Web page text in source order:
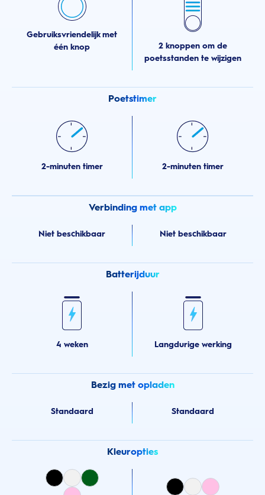
Gebruiksvriendelijk met
één knop
2 knoppen om de
poetsstanden te wijzigen
Poetstimer
2-minuten timer 2-minuten timer
Verbinding met app
Niet beschikbaar Niet beschikbaar
Batterijduur
4 weken Langdurige werking
Bezig met opladen
Standaard Standaard
Kleuropties